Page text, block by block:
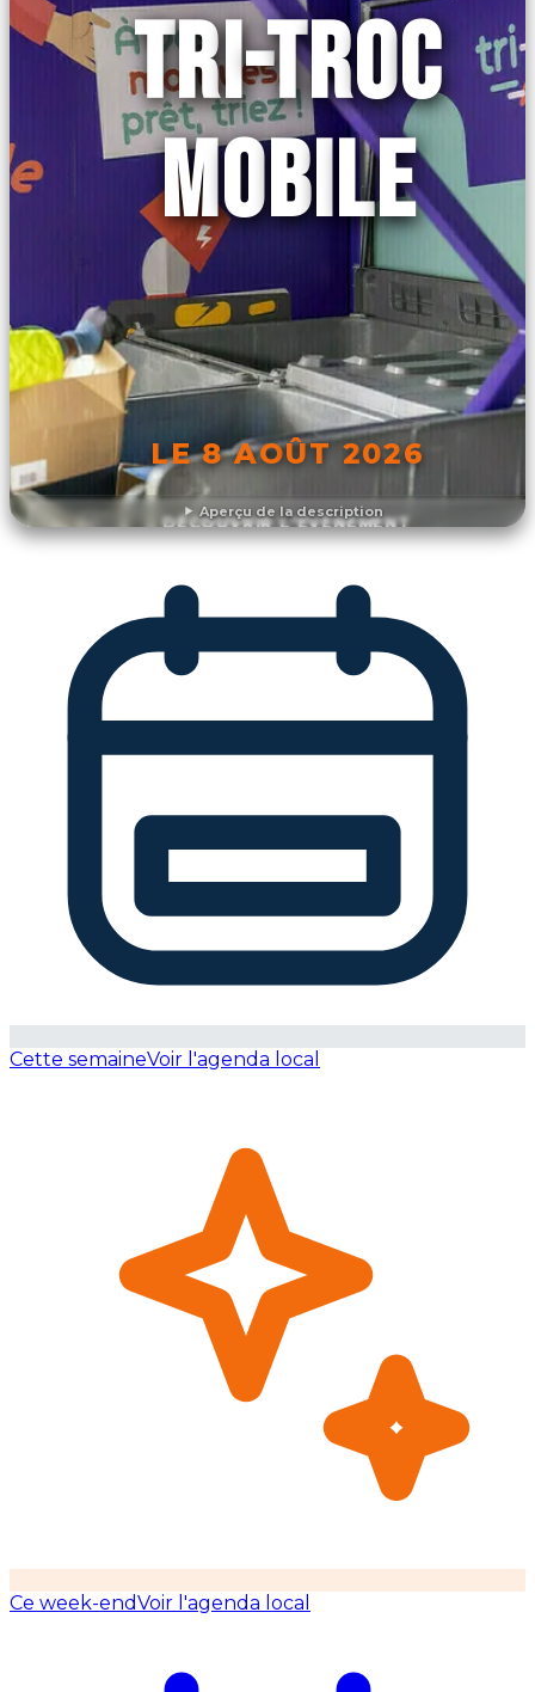
Aperçu de la description
TRI-TROC
MOBILE
LE 8 AOÛT 2026
DÉCOUVRIR L'ÉVÉNEMENT
Cette semaineVoir l'agenda local
Ce week-endVoir l'agenda local